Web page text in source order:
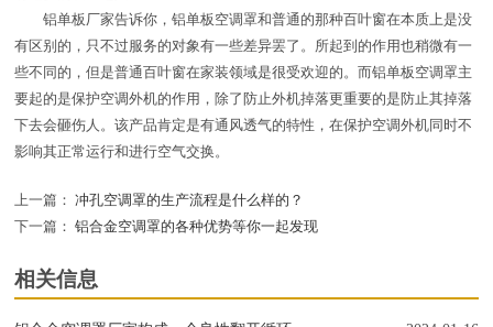
铝单板厂家告诉你，铝单板空调罩和普通的那种百叶窗在本质上是没
有区别的，只不过服务的对象有一些差异罢了。所起到的作用也稍微有一
些不同的，但是普通百叶窗在家装领域是很受欢迎的。而铝单板空调罩主
要起的是保护空调外机的作用，除了防止外机掉落更重要的是防止其掉落
下去会砸伤人。该产品肯定是有通风透气的特性，在保护空调外机同时不
影响其正常运行和进行空气交换。
上一篇： 冲孔空调罩的生产流程是什么样的？
下一篇： 铝合金空调罩的各种优势等你一起发现
相关信息